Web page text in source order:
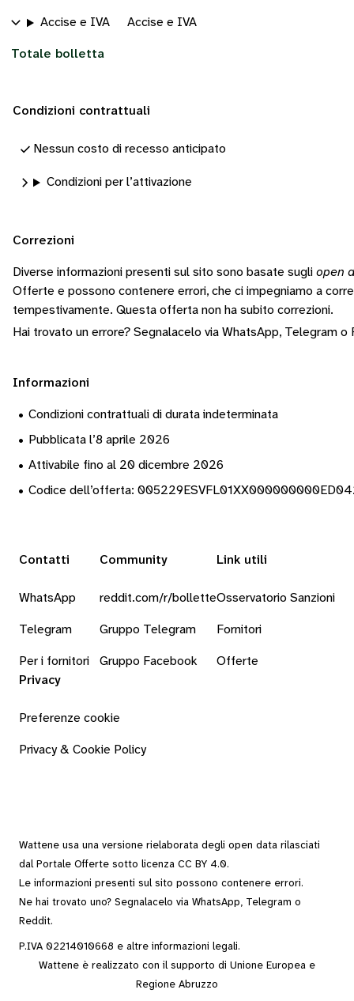
Accise e IVA Accise e IVA
Totale bolletta
Condizioni contrattuali
Nessun costo di recesso anticipato
Condizioni per l’attivazione
Correzioni
Diverse informazioni presenti sul sito sono basate sugli open
Offerte e possono contenere errori, che ci impegniamo a
tempestivamente. Questa offerta non ha subito correzioni.
Hai trovato un errore? Segnalacelo via WhatsApp, Telegram o
Informazioni
• Condizioni contrattuali di durata indeterminata
• Pubblicata l’8 aprile 2026
• Attivabile fino al 20 dicembre 2026
• Codice dell’offerta:
Contatti
WhatsApp
Telegram
Per i fornitori
Community
reddit.com/r/bollette
Gruppo Telegram
Gruppo Facebook
Link utili
Osservatorio Sanzioni
Fornitori
Offerte
Privacy
Preferenze cookie
Privacy & Cookie Policy
Wattene usa una versione rielaborata degli open data rilasciati
dal Portale Offerte sotto licenza CC BY 4.0.
Le informazioni presenti sul sito possono contenere errori.
Ne hai trovato uno? Segnalacelo via WhatsApp, Telegram o
Reddit.
P.IVA 02214010668 e altre informazioni legali.
Wattene è realizzato con il supporto di Unione Europea e
Regione Abruzzo